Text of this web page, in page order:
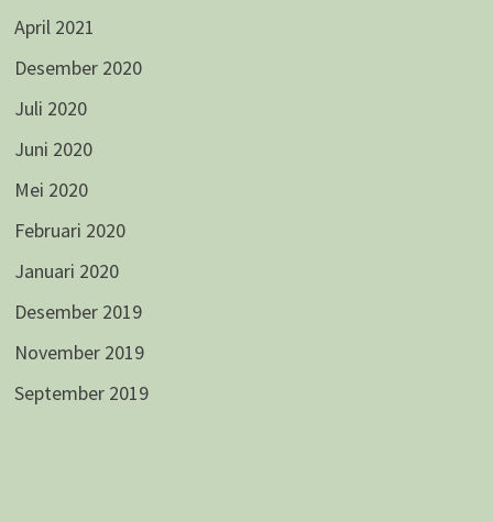
April 2021
Desember 2020
Juli 2020
Juni 2020
Mei 2020
Februari 2020
Januari 2020
Desember 2019
November 2019
September 2019